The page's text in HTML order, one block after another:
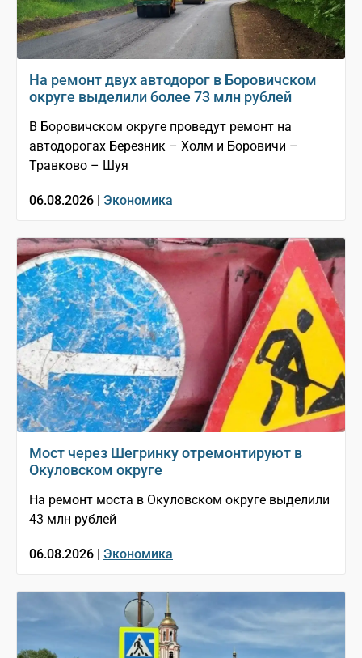
На ремонт двух автодорог в Боровичском
округе выделили более 73 млн рублей
В Боровичском округе проведут ремонт на
автодорогах Березник – Холм и Боровичи –
Травково – Шуя
06.08.2026 | Экономика
Мост через Шегринку отремонтируют в
Окуловском округе
На ремонт моста в Окуловском округе выделили
43 млн рублей
06.08.2026 | Экономика